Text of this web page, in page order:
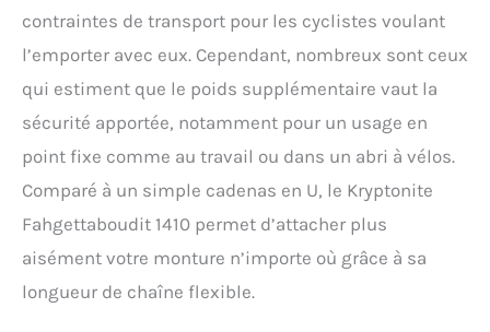
contraintes de transport pour les cyclistes voulant
l’emporter avec eux. Cependant, nombreux sont ceux
qui estiment que le poids supplémentaire vaut la
sécurité apportée, notamment pour un usage en
point fixe comme au travail ou dans un abri à vélos.
Comparé à un simple cadenas en U, le Kryptonite
Fahgettaboudit 1410 permet d’attacher plus
aisément votre monture n’importe où grâce à sa
longueur de chaîne flexible.